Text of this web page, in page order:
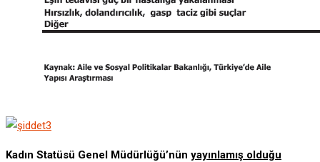
Kadın Statüsü Genel Müdürlüğü’nün yayınlamış olduğu